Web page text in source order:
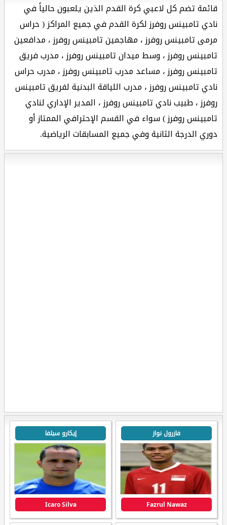
قائمة تضم كل لاعبي كرة القدم الذين يلعبون حالياً في
نادي تامبينس روفرز لكرة القدم في جميع المراكز ( حراس
مرمى تامبينس روفرز ، مهاجمين تامبينس روفرز ، مدافعين
تامبينس روفرز ، وسط ميدان تامبينس روفرز ، مدرب فريق
تامبينس روفرز ، مساعد مدرب تامبينس روفرز ، مدرب حراس
نادي تامبينس روفرز ، مدرب اللياقة البدنية لفريق تامبينس
روفرز ، طبيب نادي تامبينس روفرز ، المدير الإداري لنادي
تامبينس روفرز ) سواء في القسم الإحترافي الممتاز أو
دوري الدرجة الثانية وفي جميع المسابقات الرياضية.
فازرول نواز
Fazrul Nawaz
إيكارو سيلفا
Icaro Silva